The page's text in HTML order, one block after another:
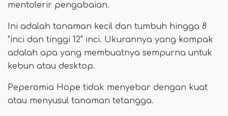
mentolerir pengabaian.
Ini adalah tanaman kecil dan tumbuh hingga 8
"inci dan tinggi 12" inci. Ukurannya yang kompak
adalah apa yang membuatnya sempurna untuk
kebun atau desktop.
Peperomia Hope tidak menyebar dengan kuat
atau menyusul tanaman tetangga.